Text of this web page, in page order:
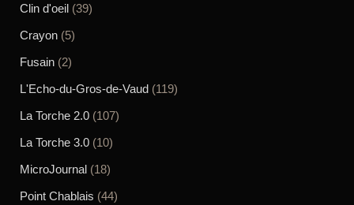
Clin d'oeil (39)
Crayon (5)
Fusain (2)
L'Echo-du-Gros-de-Vaud (119)
La Torche 2.0 (107)
La Torche 3.0 (10)
MicroJournal (18)
Point Chablais (44)